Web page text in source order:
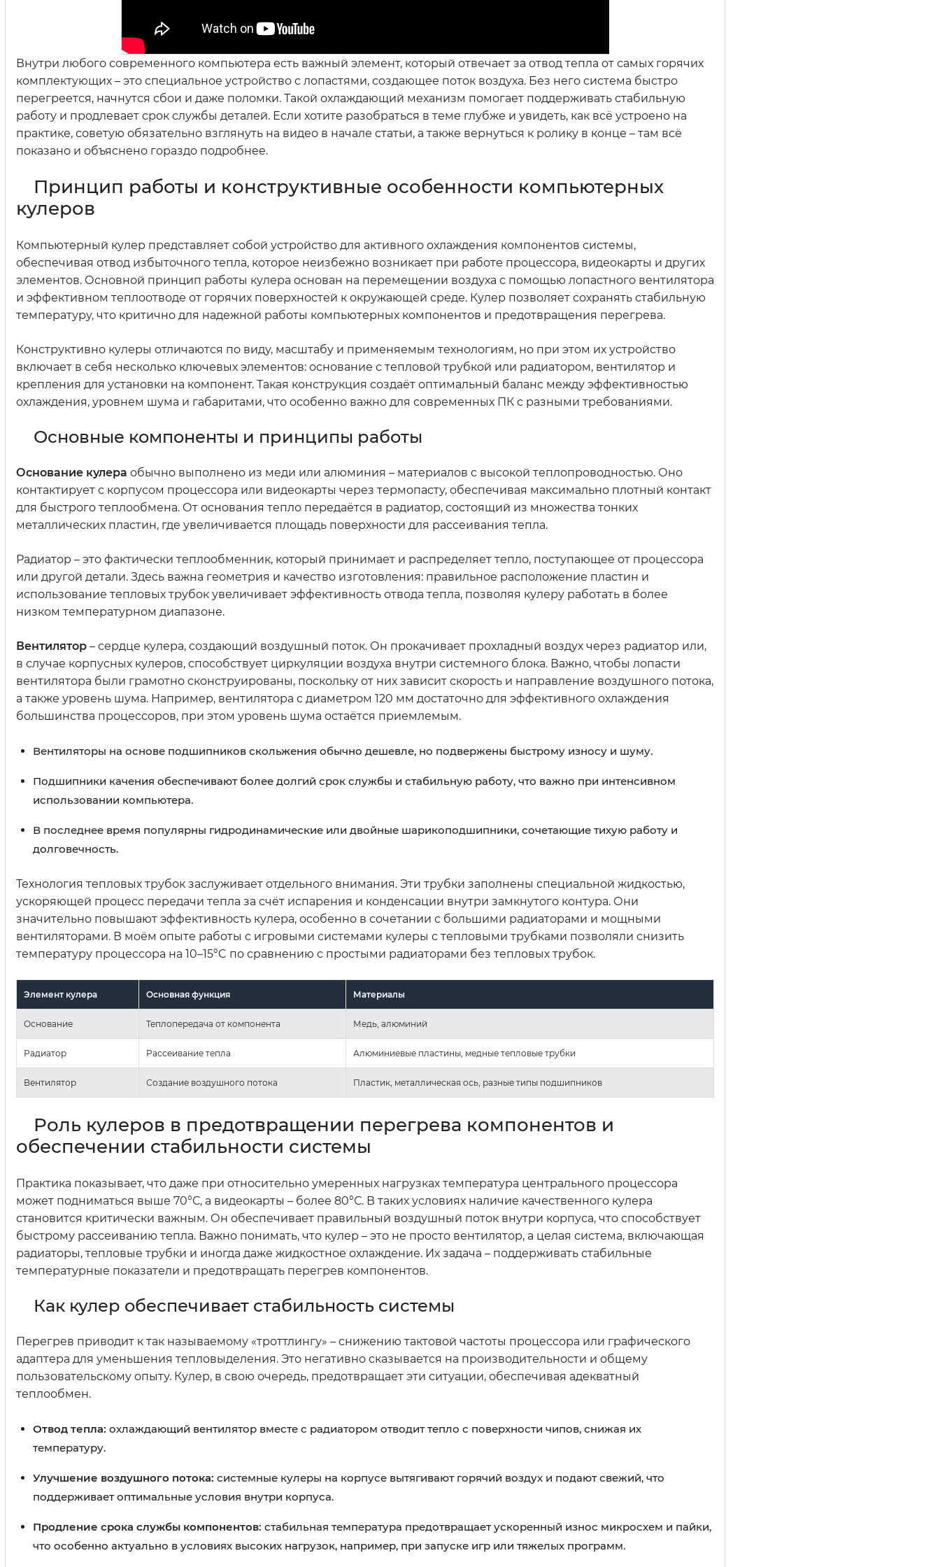
Внутри любого современного компьютера есть важный элемент, который отвечает за отвод тепла от самых горячих
комплектующих – это специальное устройство с лопастями, создающее поток воздуха. Без него система быстро
перегреется, начнутся сбои и даже поломки. Такой охлаждающий механизм помогает поддерживать стабильную
работу и продлевает срок службы деталей. Если хотите разобраться в теме глубже и увидеть, как всё устроено на
практике, советую обязательно взглянуть на видео в начале статьи, а также вернуться к ролику в конце – там всё
показано и объяснено гораздо подробнее.
Принцип работы и конструктивные особенности компьютерных
кулеров
Компьютерный кулер представляет собой устройство для активного охлаждения компонентов системы,
обеспечивая отвод избыточного тепла, которое неизбежно возникает при работе процессора, видеокарты и других
элементов. Основной принцип работы кулера основан на перемещении воздуха с помощью лопастного вентилятора
и эффективном теплоотводе от горячих поверхностей к окружающей среде. Кулер позволяет сохранять стабильную
температуру, что критично для надежной работы компьютерных компонентов и предотвращения перегрева.
Конструктивно кулеры отличаются по виду, масштабу и применяемым технологиям, но при этом их устройство
включает в себя несколько ключевых элементов: основание с тепловой трубкой или радиатором, вентилятор и
крепления для установки на компонент. Такая конструкция создаёт оптимальный баланс между эффективностью
охлаждения, уровнем шума и габаритами, что особенно важно для современных ПК с разными требованиями.
Основные компоненты и принципы работы
Основание кулера обычно выполнено из меди или алюминия – материалов с высокой теплопроводностью. Оно
контактирует с корпусом процессора или видеокарты через термопасту, обеспечивая максимально плотный контакт
для быстрого теплообмена. От основания тепло передаётся в радиатор, состоящий из множества тонких
металлических пластин, где увеличивается площадь поверхности для рассеивания тепла.
Радиатор – это фактически теплообменник, который принимает и распределяет тепло, поступающее от процессора
или другой детали. Здесь важна геометрия и качество изготовления: правильное расположение пластин и
использование тепловых трубок увеличивает эффективность отвода тепла, позволяя кулеру работать в более
низком температурном диапазоне.
Вентилятор – сердце кулера, создающий воздушный поток. Он прокачивает прохладный воздух через радиатор или,
в случае корпусных кулеров, способствует циркуляции воздуха внутри системного блока. Важно, чтобы лопасти
вентилятора были грамотно сконструированы, поскольку от них зависит скорость и направление воздушного потока,
а также уровень шума. Например, вентилятора с диаметром 120 мм достаточно для эффективного охлаждения
большинства процессоров, при этом уровень шума остаётся приемлемым.
Вентиляторы на основе подшипников скольжения обычно дешевле, но подвержены быстрому износу и шуму.
Подшипники качения обеспечивают более долгий срок службы и стабильную работу, что важно при интенсивном
использовании компьютера.
В последнее время популярны гидродинамические или двойные шарикоподшипники, сочетающие тихую работу и
долговечность.
Технология тепловых трубок заслуживает отдельного внимания. Эти трубки заполнены специальной жидкостью,
ускоряющей процесс передачи тепла за счёт испарения и конденсации внутри замкнутого контура. Они
значительно повышают эффективность кулера, особенно в сочетании с большими радиаторами и мощными
вентиляторами. В моём опыте работы с игровыми системами кулеры с тепловыми трубками позволяли снизить
температуру процессора на 10–15°C по сравнению с простыми радиаторами без тепловых трубок.
Элемент кулера Основная функция Материалы
Основание Теплопередача от компонента Медь, алюминий
Радиатор Рассеивание тепла Алюминиевые пластины, медные тепловые трубки
Вентилятор Создание воздушного потока Пластик, металлическая ось, разные типы подшипников
Роль кулеров в предотвращении перегрева компонентов и
обеспечении стабильности системы
Практика показывает, что даже при относительно умеренных нагрузках температура центрального процессора
может подниматься выше 70°С, а видеокарты – более 80°С. В таких условиях наличие качественного кулера
становится критически важным. Он обеспечивает правильный воздушный поток внутри корпуса, что способствует
быстрому рассеиванию тепла. Важно понимать, что кулер – это не просто вентилятор, а целая система, включающая
радиаторы, тепловые трубки и иногда даже жидкостное охлаждение. Их задача – поддерживать стабильные
температурные показатели и предотвращать перегрев компонентов.
Как кулер обеспечивает стабильность системы
Перегрев приводит к так называемому «троттлингу» – снижению тактовой частоты процессора или графического
адаптера для уменьшения тепловыделения. Это негативно сказывается на производительности и общему
пользовательскому опыту. Кулер, в свою очередь, предотвращает эти ситуации, обеспечивая адекватный
теплообмен.
Отвод тепла: охлаждающий вентилятор вместе с радиатором отводит тепло с поверхности чипов, снижая их
температуру.
Улучшение воздушного потока: системные кулеры на корпусе вытягивают горячий воздух и подают свежий, что
поддерживает оптимальные условия внутри корпуса.
Продление срока службы компонентов: стабильная температура предотвращает ускоренный износ микросхем и пайки,
что особенно актуально в условиях высоких нагрузок, например, при запуске игр или тяжелых программ.